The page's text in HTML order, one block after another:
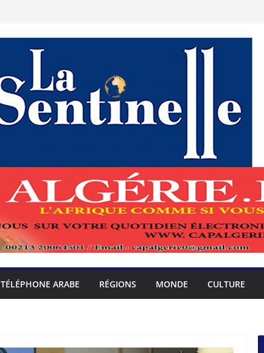
TÉLÉPHONE ARABE RÉGIONS MONDE CULTURE